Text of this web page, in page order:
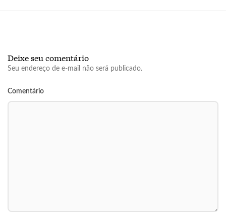
Deixe seu comentário
Seu endereço de e-mail não será publicado.
Comentário